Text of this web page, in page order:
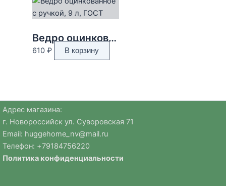
Ведро оцинкованное с ручкой, 9 л, ГОСТ
610 ₽ В корзину
Адрес магазина:
г. Новороссийск ул. Суворовская 71
Email: huggehome_nv@mail.ru
Телефон: +79184756220
Политика конфиденциальности